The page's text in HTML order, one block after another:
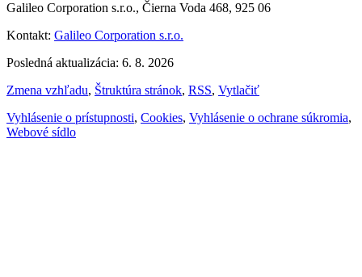
Galileo Corporation s.r.o., Čierna Voda 468, 925 06
Kontakt: Galileo Corporation s.r.o.
Posledná aktualizácia: 6. 8. 2026
Zmena vzhľadu, Štruktúra stránok, RSS, Vytlačiť
Vyhlásenie o prístupnosti, Cookies, Vyhlásenie o ochrane súkromia,
Webové sídlo